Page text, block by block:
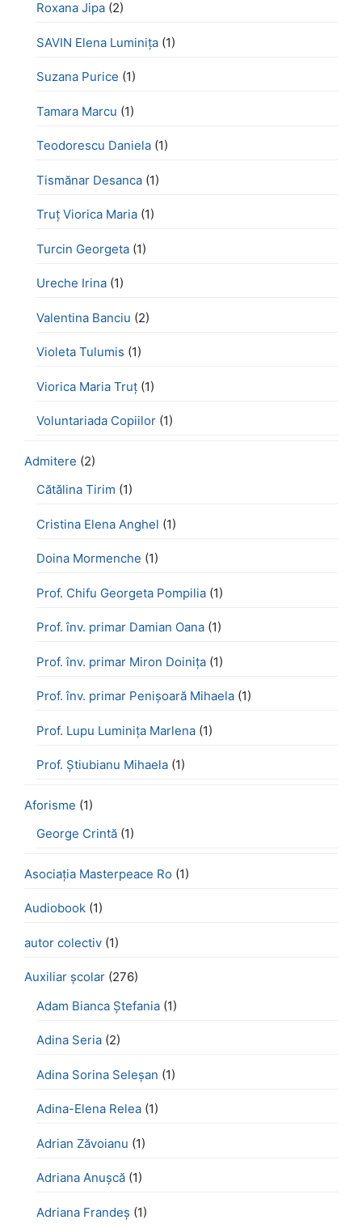
Roxana Jipa (2)
SAVIN Elena Luminița (1)
Suzana Purice (1)
Tamara Marcu (1)
Teodorescu Daniela (1)
Tismănar Desanca (1)
Truț Viorica Maria (1)
Turcin Georgeta (1)
Ureche Irina (1)
Valentina Banciu (2)
Violeta Tulumis (1)
Viorica Maria Truț (1)
Voluntariada Copiilor (1)
Admitere (2)
Cătălina Tirim (1)
Cristina Elena Anghel (1)
Doina Mormenche (1)
Prof. Chifu Georgeta Pompilia (1)
Prof. înv. primar Damian Oana (1)
Prof. înv. primar Miron Doinița (1)
Prof. înv. primar Penișoară Mihaela (1)
Prof. Lupu Luminița Marlena (1)
Prof. Știubianu Mihaela (1)
Aforisme (1)
George Crintă (1)
Asociația Masterpeace Ro (1)
Audiobook (1)
autor colectiv (1)
Auxiliar școlar (276)
Adam Bianca Ștefania (1)
Adina Seria (2)
Adina Sorina Seleșan (1)
Adina-Elena Relea (1)
Adrian Zăvoianu (1)
Adriana Anușcă (1)
Adriana Frandeș (1)